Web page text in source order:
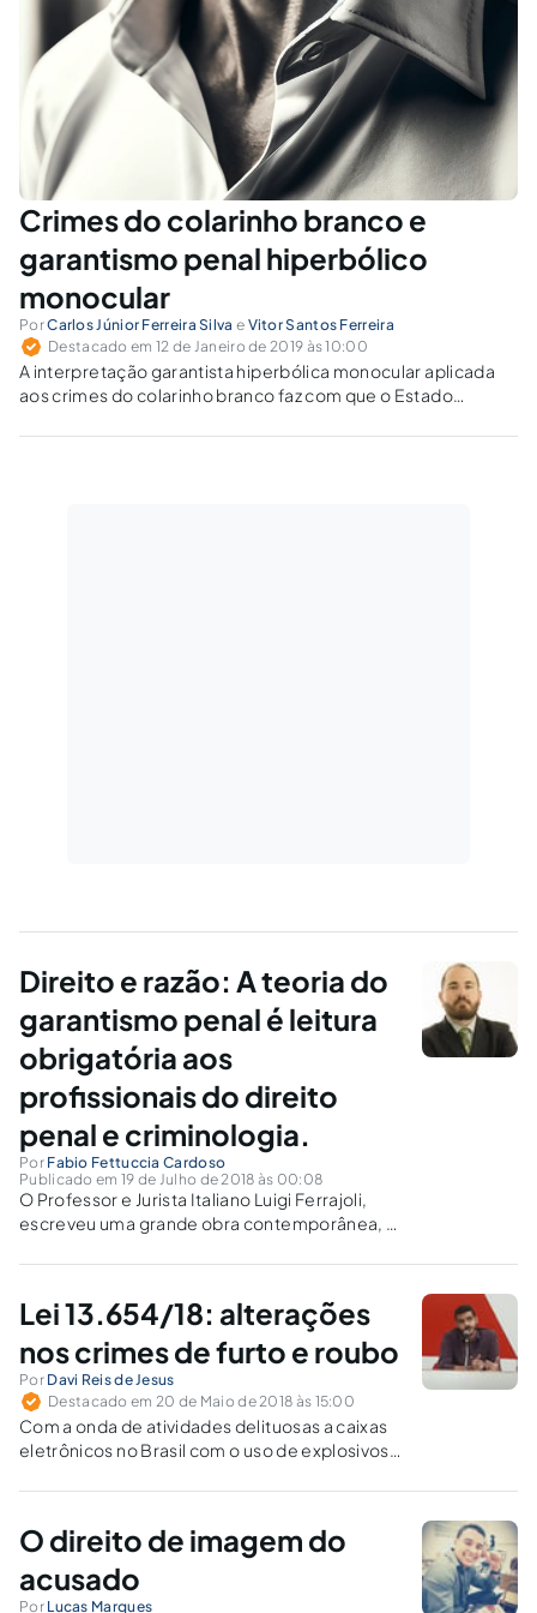
constrangimento ao cidadão sob a pecha de ser indiciado.
Crimes do colarinho branco e
garantismo penal hiperbólico
monocular
PorCarlos Júnior Ferreira Silva e Vitor Santos Ferreira
Destacado em 12 de Janeiro de 2019 às 10:00
A interpretação garantista hiperbólica monocular aplicada
aos crimes do colarinho branco faz com que o Estado
respeito aos direitos fundamentais, neste caso, se limita
Direito e razão: A teoria do
garantismo penal é leitura
obrigatória aos
profissionais do direito
penal e criminologia.
Por Fabio Fettuccia Cardoso
Publicado em 19 de Julho de 2018 às 00:08
O Professor e Jurista Italiano Luigi Ferrajoli,
escreveu uma grande obra contemporânea, o
terceira vez, chamada: "Direito e Razão".
Lei 13.654/18: alterações
nos crimes de furto e roubo
Por Davi Reis de Jesus
Destacado em 20 de Maio de 2018 às 15:00
Com a onda de atividades delituosas a caixas
eletrônicos no Brasil com o uso de explosivos,
o aperfeiçoamento das condutas delitivas,
modificações no Código Penal.
O direito de imagem do
acusado
Por Lucas Marques